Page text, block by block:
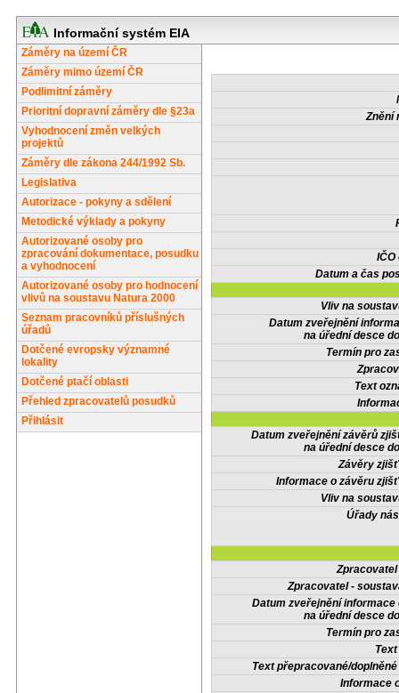
Informační systém EIA
Záměry na území ČR
Záměry mimo území ČR
Podlimitní záměry
Prioritní dopravní záměry dle §23a
Vyhodnocení změn velkých
projektů
Záměry dle zákona 244/1992 Sb.
Legislativa
Autorizace - pokyny a sdělení
Metodické výklady a pokyny
Autorizované osoby pro
zpracování dokumentace, posudku
a vyhodnocení
Autorizované osoby pro hodnocení
vlivů na soustavu Natura 2000
Seznam pracovníků příslušných
úřadů
Dotčené evropsky významné
lokality
Dotčené ptačí oblasti
Přehled zpracovatelů posudků
Přihlásit
Znění
IČO
Datum a čas
Vliv na
Datum zveřejnění
na úřední desce
Termín pro
Text
Datum zveřejnění závěrů
na úřední desce
Závěry
Informace o závěru
Vliv na
Úřady
Zpracovatel -
Datum zveřejnění informace
na úřední desce
Termín pro
Text přepracované/
Informace